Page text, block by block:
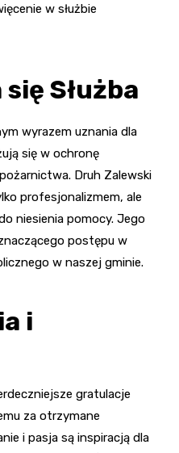
w służbie
Służba
wyrazem uznania dla
się w ochronę
Druh Zalewski
profesjonalizmem, ale
niesienia pomocy. Jego
postępu w
w naszej gminie.
i
gratulacje
za otrzymane
i pasja są inspiracją dla